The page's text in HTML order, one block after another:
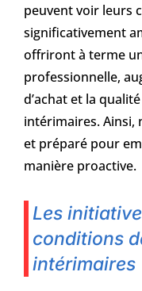
peuvent voir leurs
significativement
offriront à terme
professionnelle,
d’achat et la
intérimaires.
et préparé pour
manière proactive.
Les
conditions
intérimaires